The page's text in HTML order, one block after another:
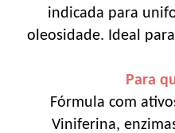
indicada para
oleosidade. Ideal
Para
Fórmula com
Viniferina,